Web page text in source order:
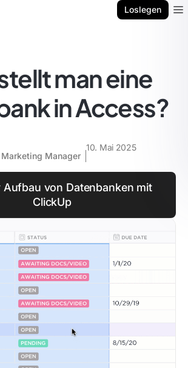
Loslegen
man eine
in Access?
Manager
10. Mai 2025
Aufbau von Datenbanken mit
ClickUp